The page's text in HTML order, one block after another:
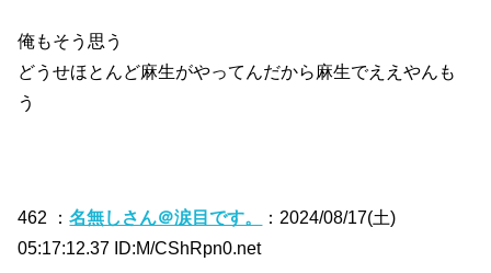
俺もそう思う
どうせほとんど麻生がやってんだから麻生でええやんも
う
462 ：名無しさん＠涙目です。
：2024/08/17(土)
05:17:12.37 ID:M/CShRpn0.net